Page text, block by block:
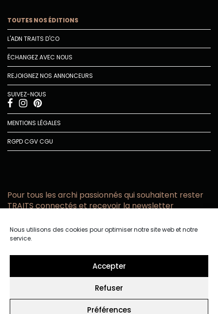
Nous utilisons des cookies pour optimiser notre site web et notre
service.
Accepter
Refuser
Préférences
TOUTES NOS ÉDITIONS
L'ADN TRAITS D'CO
ÉCHANGEZ AVEC NOUS
REJOIGNEZ NOS ANNONCEURS
SUIVEZ-NOUS
MENTIONS LÉGALES
RGPDCGVCGU
Pour tous les archi passionnés qui souhaitent rester
TRAITS connectés et recevoir la newsletter
email
confidentialité.